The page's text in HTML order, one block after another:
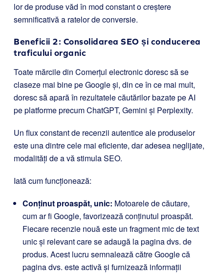
lor de produse văd în mod constant o creștere
semnificativă a ratelor de conversie.
Beneficii 2: Consolidarea SEO și conducerea
traficului organic
Toate mărcile din Comerțul electronic doresc să se
claseze mai bine pe Google și, din ce în ce mai mult,
doresc să apară în rezultatele căutărilor bazate pe AI
pe platforme precum ChatGPT, Gemini și Perplexity.
Un flux constant de recenzii autentice ale produselor
este una dintre cele mai eficiente, dar adesea neglijate,
modalități de a vă stimula SEO.
Iată cum funcționează:
Conținut proaspăt, unic: Motoarele de căutare,
cum ar fi Google, favorizează conținutul proaspăt.
Fiecare recenzie nouă este un fragment mic de text
unic și relevant care se adaugă la pagina dvs. de
produs. Acest lucru semnalează către Google că
pagina dvs. este activă și furnizează informații